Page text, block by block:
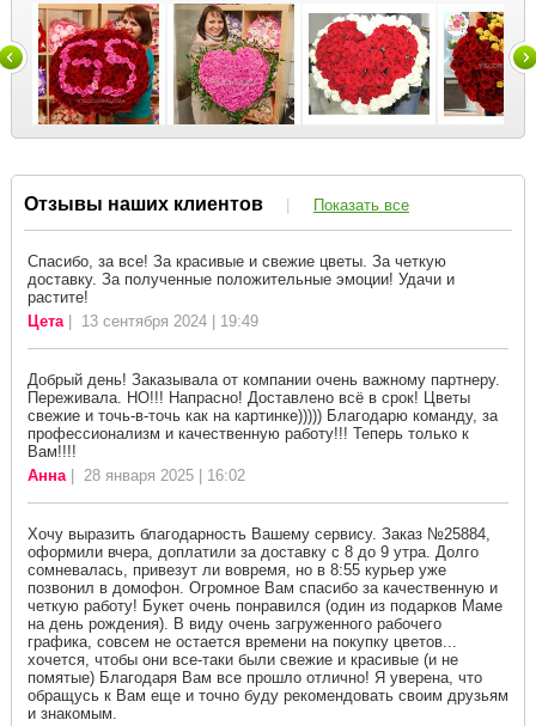
Отзывы наших клиентов | Показать все
Спасибо, за все! За красивые и свежие цветы. За четкую
доставку. За полученные положительные эмоции! Удачи и
растите!
Цета| 13 сентября 2024 | 19:49
Добрый день! Заказывала от компании очень важному партнеру.
Переживала. НО!!! Напрасно! Доставлено всё в срок! Цветы
свежие и точь-в-точь как на картинке))))) Благодарю команду, за
профессионализм и качественную работу!!! Теперь только к
Вам!!!!
Анна| 28 января 2025 | 16:02
Хочу выразить благодарность Вашему сервису. Заказ №25884,
оформили вчера, доплатили за доставку с 8 до 9 утра. Долго
сомневалась, привезут ли вовремя, но в 8:55 курьер уже
позвонил в домофон. Огромное Вам спасибо за качественную и
четкую работу! Букет очень понравился (один из подарков Маме
на день рождения). В виду очень загруженного рабочего
графика, совсем не остается времени на покупку цветов...
хочется, чтобы они все-таки были свежие и красивые (и не
помятые) Благодаря Вам все прошло отлично! Я уверена, что
обращусь к Вам еще и точно буду рекомендовать своим друзьям
и знакомым.